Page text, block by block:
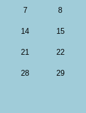
7 8
14 15
21 22
28 29